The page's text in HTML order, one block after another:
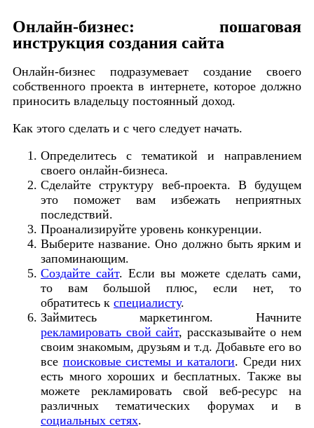
Онлайн-бизнес: пошаговая
инструкция создания сайта
Онлайн-бизнес подразумевает создание своего
собственного проекта в интернете, которое должно
приносить владельцу постоянный доход.
Как этого сделать и с чего следует начать.
Определитесь с тематикой и направлением
своего онлайн-бизнеса.
Сделайте структуру веб-проекта. В будущем
это поможет вам избежать неприятных
последствий.
Проанализируйте уровень конкуренции.
Выберите название. Оно должно быть ярким и
запоминающим.
Создайте сайт. Если вы можете сделать сами,
то вам большой плюс, если нет, то
обратитесь к специалисту.
Займитесь маркетингом. Начните
рекламировать свой сайт, рассказывайте о нем
своим знакомым, друзьям и т.д. Добавьте его во
все поисковые системы и каталоги. Среди них
есть много хороших и бесплатных. Также вы
можете рекламировать свой веб-ресурс на
различных тематических форумах и в
социальных сетях.